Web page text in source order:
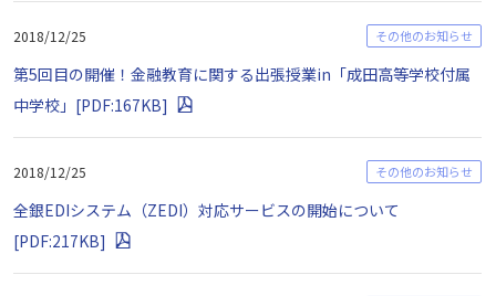
2018/12/25 その他のお知らせ
第5回目の開催！金融教育に関する出張授業in「成田高等学校付属
中学校」[PDF:167KB]
2018/12/25 その他のお知らせ
全銀EDIシステム（ZEDI）対応サービスの開始について
[PDF:217KB]